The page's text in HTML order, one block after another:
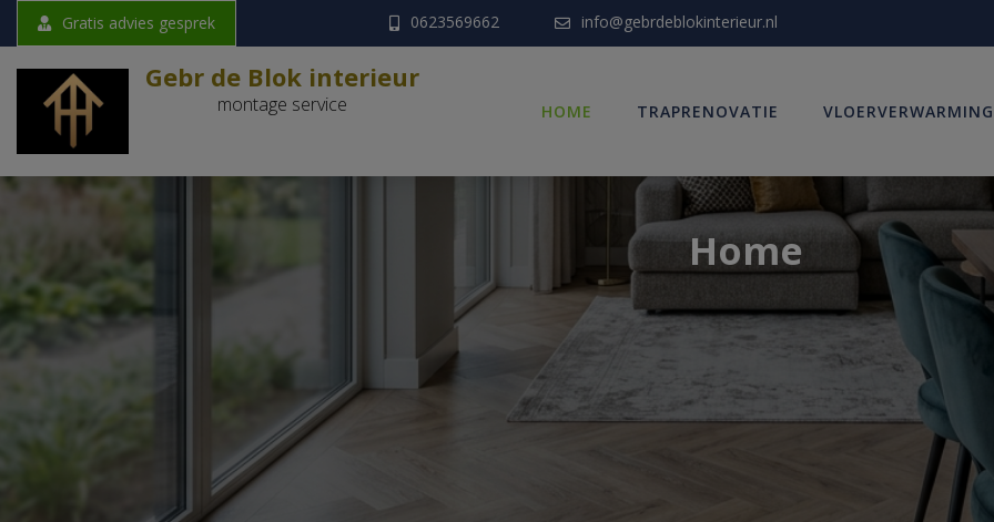
Gratis advies gesprek 0623569662 info@gebrdeblokinterieur.nl
Gebr de Blok interieur
montage service HOME TRAPRENOVATIE VLOERVERWARMING
Home
modal-check